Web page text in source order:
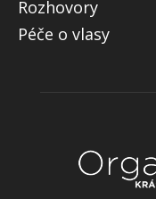
Rozhovory
Péče o vlasy